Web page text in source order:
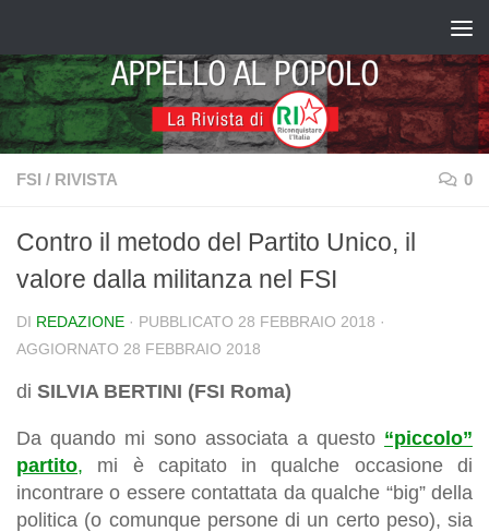
FSI / RIVISTA 0
Contro il metodo del Partito Unico, il
valore dalla militanza nel FSI
DI REDAZIONE · PUBBLICATO 28 FEBBRAIO 2018 ·
AGGIORNATO 28 FEBBRAIO 2018
di SILVIA BERTINI (FSI Roma)
Da quando mi sono associata a questo “piccolo”
partito, mi è capitato in qualche occasione di
incontrare o essere contattata da qualche “big” della
politica (o comunque persone di un certo peso), sia